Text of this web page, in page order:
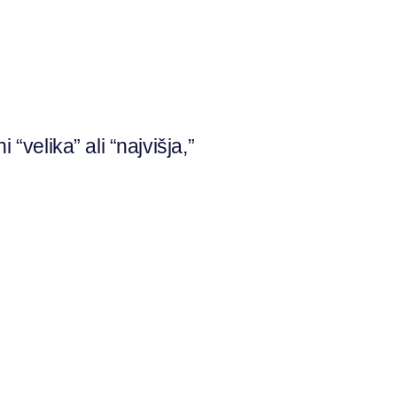
ali “najvišja,”